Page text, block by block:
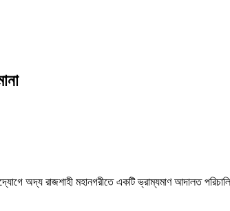
উদ্যোগে অদ্য রাজশাহী মহানগরীতে একটি ভ্রাম্যমাণ আদালত